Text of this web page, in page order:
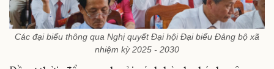
Các đại biểu thông qua Nghị quyết Đại hội Đại biểu Đảng bộ xã
nhiệm kỳ 2025 - 2030